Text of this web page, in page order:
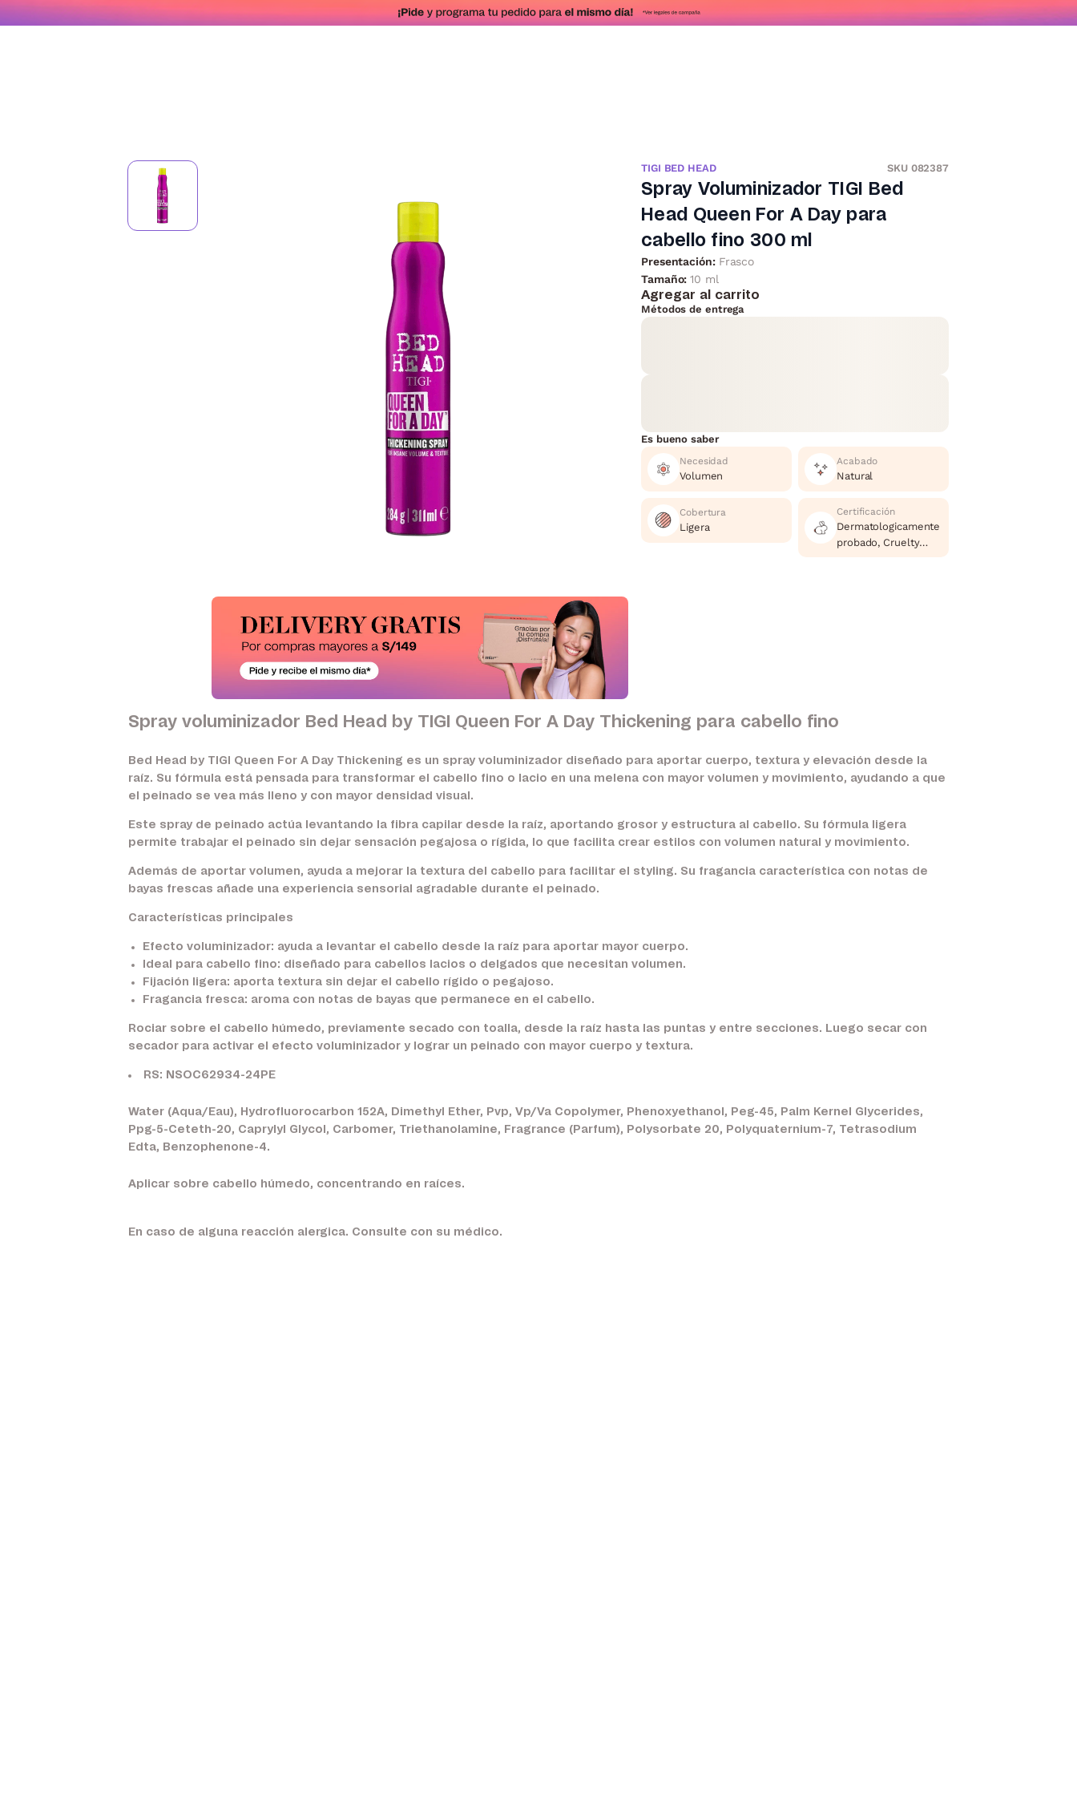
TIGI BED HEAD SKU 082387
Spray Voluminizador TIGI Bed
Head Queen For A Day para
cabello fino 300 ml
Presentación: Frasco
Tamaño:10 ml
Agregar al carrito
Métodos de entrega
Es bueno saber
Necesidad
Volumen
Acabado
Natural
Cobertura
Ligera
Certificación
Dermatologicamente
probado, Cruelty
Free
Spray voluminizador Bed Head by TIGI Queen For A Day Thickening para cabello fino
Bed Head by TIGI Queen For A Day Thickening es un spray voluminizador diseñado para aportar cuerpo, textura y elevación desde la
raíz. Su fórmula está pensada para transformar el cabello fino o lacio en una melena con mayor volumen y movimiento, ayudando a que
el peinado se vea más lleno y con mayor densidad visual.
Este spray de peinado actúa levantando la fibra capilar desde la raíz, aportando grosor y estructura al cabello. Su fórmula ligera
permite trabajar el peinado sin dejar sensación pegajosa o rígida, lo que facilita crear estilos con volumen natural y movimiento.
Además de aportar volumen, ayuda a mejorar la textura del cabello para facilitar el styling. Su fragancia característica con notas de
bayas frescas añade una experiencia sensorial agradable durante el peinado.
Características principales
Efecto voluminizador: ayuda a levantar el cabello desde la raíz para aportar mayor cuerpo.
Ideal para cabello fino: diseñado para cabellos lacios o delgados que necesitan volumen.
Fijación ligera: aporta textura sin dejar el cabello rígido o pegajoso.
Fragancia fresca: aroma con notas de bayas que permanece en el cabello.
Rociar sobre el cabello húmedo, previamente secado con toalla, desde la raíz hasta las puntas y entre secciones. Luego secar con
secador para activar el efecto voluminizador y lograr un peinado con mayor cuerpo y textura.
RS: NSOC62934-24PE
Water (Aqua/Eau), Hydrofluorocarbon 152A, Dimethyl Ether, Pvp, Vp/Va Copolymer, Phenoxyethanol, Peg-45, Palm Kernel Glycerides,
Ppg-5-Ceteth-20, Caprylyl Glycol, Carbomer, Triethanolamine, Fragrance (Parfum), Polysorbate 20, Polyquaternium-7, Tetrasodium
Edta, Benzophenone-4.
Aplicar sobre cabello húmedo, concentrando en raíces.
En caso de alguna reacción alergica. Consulte con su médico.